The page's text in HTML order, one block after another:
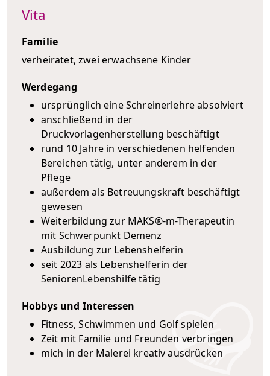
Vita
Familie
verheiratet, zwei erwachsene Kinder
Werdegang
ursprünglich eine Schreinerlehre absolviert
anschließend in der
Druckvorlagenherstellung beschäftigt
rund 10 Jahre in verschiedenen helfenden
Bereichen tätig, unter anderem in der
Pflege
außerdem als Betreuungskraft beschäftigt
gewesen
Weiterbildung zur MAKS®-m-Therapeutin
mit Schwerpunkt Demenz
Ausbildung zur Lebenshelferin
seit 2023 als Lebenshelferin der
SeniorenLebenshilfe tätig
Hobbys und Interessen
Fitness, Schwimmen und Golf spielen
Zeit mit Familie und Freunden verbringen
mich in der Malerei kreativ ausdrücken